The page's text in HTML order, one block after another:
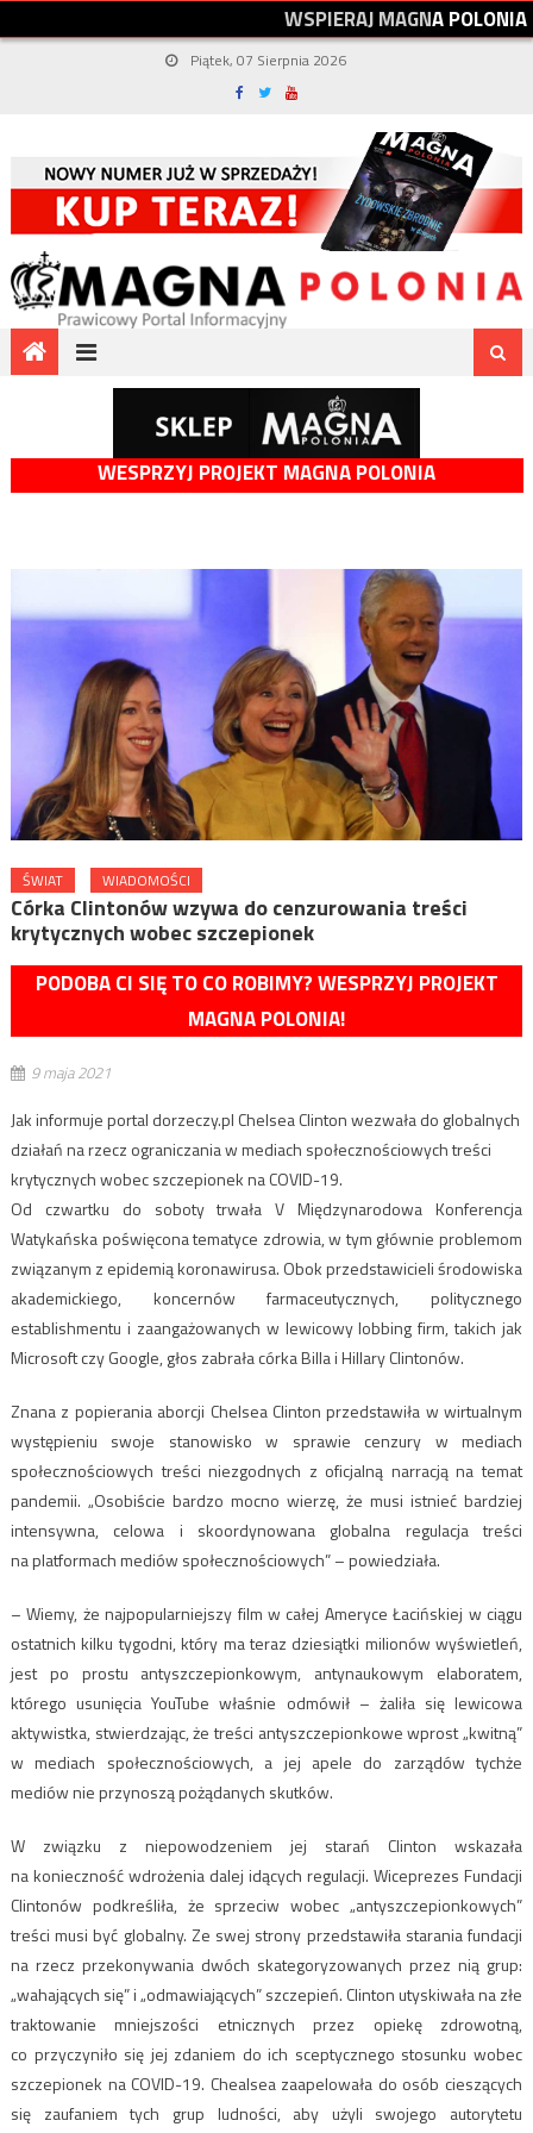
WSPIERAJMAGNAPOLONIA
Piątek, 07 Sierpnia 2026
WESPRZYJ PROJEKT MAGNA POLONIA
ŚWIAT WIADOMOŚCI
Córka Clintonów wzywa do cenzurowania treści
krytycznych wobec szczepionek
PODOBA CI SIĘ TO CO ROBIMY? WESPRZYJ PROJEKT
MAGNA POLONIA!
9 maja 2021
Jak informuje portal dorzeczy.pl Chelsea Clinton wezwała do globalnych
działań na rzecz ograniczania w mediach społecznościowych treści
krytycznych wobec szczepionek na COVID-19.
Od czwartku do soboty trwała V Międzynarodowa Konferencja
Watykańska poświęcona tematyce zdrowia, w tym głównie problemom
związanym z epidemią koronawirusa. Obok przedstawicieli środowiska
akademickiego, koncernów farmaceutycznych, politycznego
establishmentu i zaangażowanych w lewicowy lobbing firm, takich jak
Microsoft czy Google, głos zabrała córka Billa i Hillary Clintonów.
Znana z popierania aborcji Chelsea Clinton przedstawiła w wirtualnym
występieniu swoje stanowisko w sprawie cenzury w mediach
społecznościowych treści niezgodnych z oficjalną narracją na temat
pandemii. „Osobiście bardzo mocno wierzę, że musi istnieć bardziej
intensywna, celowa i skoordynowana globalna regulacja treści
na platformach mediów społecznościowych” – powiedziała.
– Wiemy, że najpopularniejszy film w całej Ameryce Łacińskiej w ciągu
ostatnich kilku tygodni, który ma teraz dziesiątki milionów wyświetleń,
jest po prostu antyszczepionkowym, antynaukowym elaboratem,
którego usunięcia YouTube właśnie odmówił – żaliła się lewicowa
aktywistka, stwierdzając, że treści antyszczepionkowe wprost „kwitną”
w mediach społecznościowych, a jej apele do zarządów tychże
mediów nie przynoszą pożądanych skutków.
W związku z niepowodzeniem jej starań Clinton wskazała
na konieczność wdrożenia dalej idących regulacji. Wiceprezes Fundacji
Clintonów podkreśliła, że sprzeciw wobec „antyszczepionkowych”
treści musi być globalny. Ze swej strony przedstawiła starania fundacji
na rzecz przekonywania dwóch skategoryzowanych przez nią grup:
„wahających się” i „odmawiających” szczepień. Clinton utyskiwała na złe
traktowanie mniejszości etnicznych przez opiekę zdrowotną,
co przyczyniło się jej zdaniem do ich sceptycznego stosunku wobec
szczepionek na COVID-19. Chealsea zaapelowała do osób cieszących
się zaufaniem tych grup ludności, aby użyli swojego autorytetu